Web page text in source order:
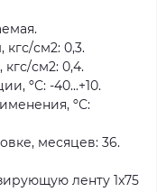
см2: 0,3.
см2: 0,4.
ºС: -40...+10.
ºС:
месяцев: 36.
ленту 1x75